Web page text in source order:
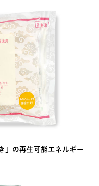
」の再生可能エネルギー